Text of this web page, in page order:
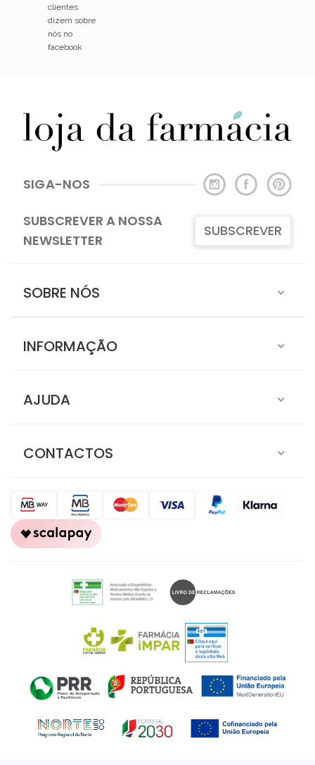
clientes
dizem sobre
nós no
facebook
SIGA-NOS
SUBSCREVER A NOSSA
NEWSLETTER
SUBSCREVER
SOBRE NÓS
INFORMAÇÃO
AJUDA
CONTACTOS